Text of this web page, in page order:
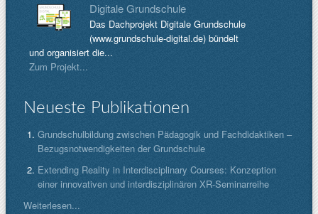
Digitale Grundschule
Das Dachprojekt Digitale Grundschule
(www.grundschule-digital.de) bündelt
und organisiert die...
Zum Projekt...
Neueste Publikationen
Grundschulbildung zwischen Pädagogik und Fachdidaktiken –
Bezugsnotwendigkeiten der Grundschule
Extending Reality in Interdisciplinary Courses: Konzeption
einer innovativen und interdisziplinären XR-Seminarreihe
Weiterlesen...